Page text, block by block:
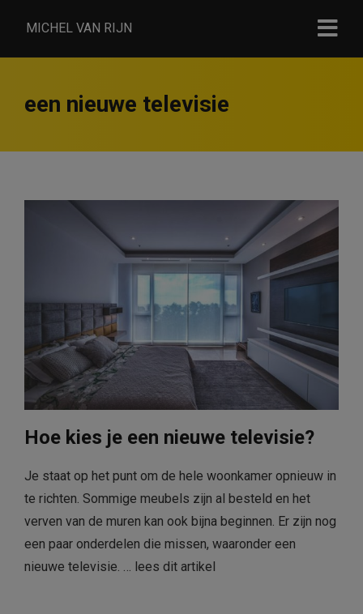
MICHEL VAN RIJN
een nieuwe televisie
Hoe kies je een nieuwe televisie?
Je staat op het punt om de hele woonkamer opnieuw in
te richten. Sommige meubels zijn al besteld en het
verven van de muren kan ook bijna beginnen. Er zijn nog
een paar onderdelen die missen, waaronder een
nieuwe televisie. … lees dit artikel